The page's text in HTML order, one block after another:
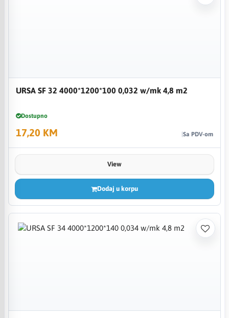
URSA SF 32 4000*1200*100 0,032 w/mk 4,8 m2
Dostupno
17,20 KM Sa PDV-om
View
Dodaj u korpu